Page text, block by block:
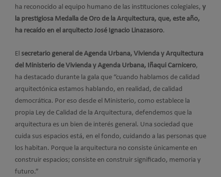
ha reconocido al equipo humano de las instituciones colegiales, y
la prestigiosa Medalla de Oro de la Arquitectura, que, este año,
ha recaído en el arquitecto José Ignacio Linazasoro.
El secretario general de Agenda Urbana, Vivienda y Arquitectura
del Ministerio de Vivienda y Agenda Urbana, Iñaqui Carnicero,
ha destacado durante la gala que “cuando hablamos de calidad
arquitectónica estamos hablando, en realidad, de calidad
democrática. Por eso desde el Ministerio, como establece la
propia Ley de Calidad de la Arquitectura, defendemos que la
arquitectura es un bien de interés general. Una sociedad que
cuida sus espacios está, en el fondo, cuidando a las personas que
los habitan. Porque la arquitectura no consiste únicamente en
construir espacios; consiste en construir significado, memoria y
futuro.”